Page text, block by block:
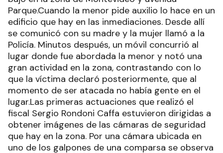
Parque.Cuando la menor pide auxilio lo hace en un
edificio que hay en las inmediaciones. Desde allí
se comunicó con su madre y la mujer llamó a la
Policía. Minutos después, un móvil concurrió al
lugar donde fue abordada la menor y notó una
gran actividad en la zona, contrastando con lo
que la víctima declaró posteriormente, que al
momento de ser atacada no había gente en el
lugar.Las primeras actuaciones que realizó el
fiscal Sergio Rondoni Caffa estuvieron dirigidas a
obtener imágenes de las cámaras de seguridad
que hay en la zona. Por una cámara ubicada en
uno de los galpones de una comparsa se observa